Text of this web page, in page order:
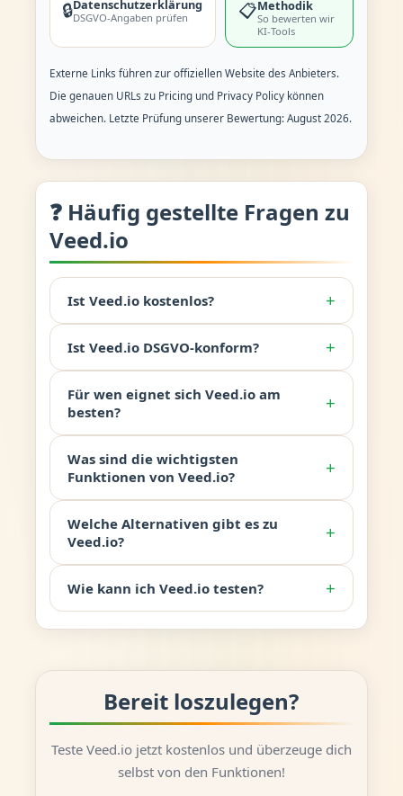
🔒Datenschutzerklärung
DSGVO-Angaben prüfen 📋Methodik
So bewerten wir
KI-Tools
Externe Links führen zur offiziellen Website des Anbieters.
Die genauen URLs zu Pricing und Privacy Policy können
abweichen. Letzte Prüfung unserer Bewertung: August 2026.
❓ Häufig gestellte Fragen zu
Veed.io
Ist Veed.io kostenlos? +
Ist Veed.io DSGVO-konform? +
Für wen eignet sich Veed.io am
besten?
+
Was sind die wichtigsten
Funktionen von Veed.io?
+
Welche Alternativen gibt es zu
Veed.io?
+
Wie kann ich Veed.io testen? +
Bereit loszulegen?
Teste Veed.io jetzt kostenlos und überzeuge dich
selbst von den Funktionen!